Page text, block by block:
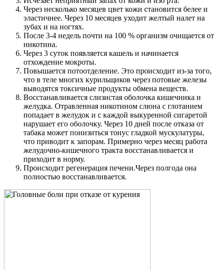
Через несколько месяцев цвет кожи становится белее и
эластичнее. Через 10 месяцев уходит желтый налет на
зубах и на ногтях.
После 3-4 недель почти на 100 % организм очищается от
никотина.
Через 3 суток появляется кашель и начинается
отхождение мокроты.
Повышается потоотделение. Это происходит из-за того,
что в теле многих курильщиков через потовые железы
выводятся токсичные продукты обмена веществ.
Восстанавливается слизистая оболочка кишечника и
желудка. Отравленная никотином слюна с глотанием
попадает в желудок и с каждой выкуренной сигаретой
нарушает его оболочку. Через 10 дней после отказа от
табака может понизиться тонус гладкой мускулатуры,
что приводит к запорам. Примерно через месяц работа
желудочно-кишечного тракта восстанавливается и
приходит в норму.
Происходит регенерация печени.Через полгода она
полностью восстанавливается.